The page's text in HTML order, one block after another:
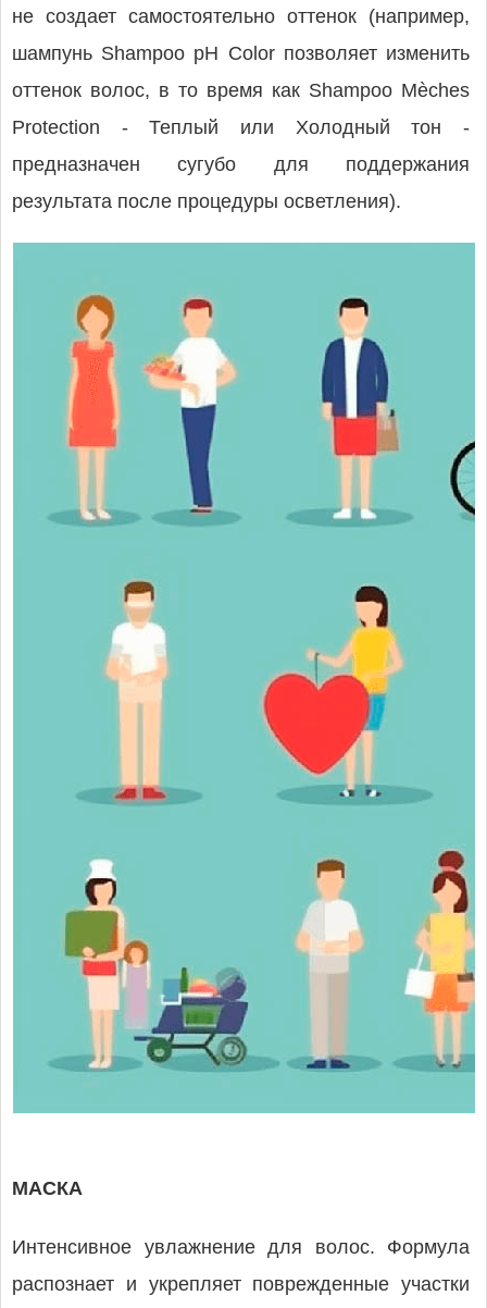
не создает самостоятельно оттенок (например,
шампунь Shampoo pH Color позволяет изменить
оттенок волос, в то время как Shampoo Mèches
Protection - Теплый или Холодный тон -
предназначен сугубо для поддержания
результата после процедуры осветления).
МАСКА
Интенсивное увлажнение для волос. Формула
распознает и укрепляет поврежденные участки